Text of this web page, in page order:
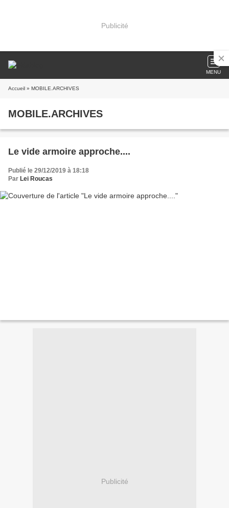
Publicité
MENU
Accueil » MOBILE.ARCHIVES
MOBILE.ARCHIVES
Le vide armoire approche....
Publié le 29/12/2019 à 18:18
Par Lei Roucas
Publicité